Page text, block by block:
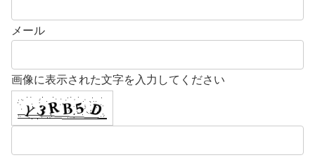
メール
画像に表示された文字を入力してください